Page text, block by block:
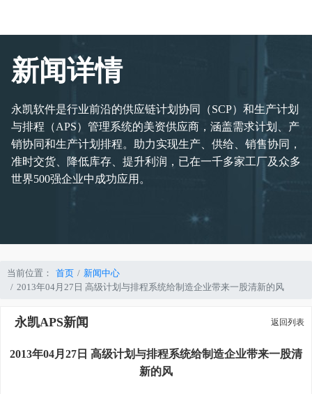
新闻详情
永凯软件是行业前沿的供应链计划协同（SCP）和生产计划
与排程（APS）管理系统的美资供应商，涵盖需求计划、产
销协同和生产计划排程。助力实现生产、供给、销售协同，
准时交货、降低库存、提升利润，已在一千多家工厂及众多
世界500强企业中成功应用。
当前位置： 首页
新闻中心
2013年04月27日 高级计划与排程系统给制造企业带来一股清新的风
永凯APS新闻 返回列表
2013年04月27日 高级计划与排程系统给制造企业带来一股清
新的风